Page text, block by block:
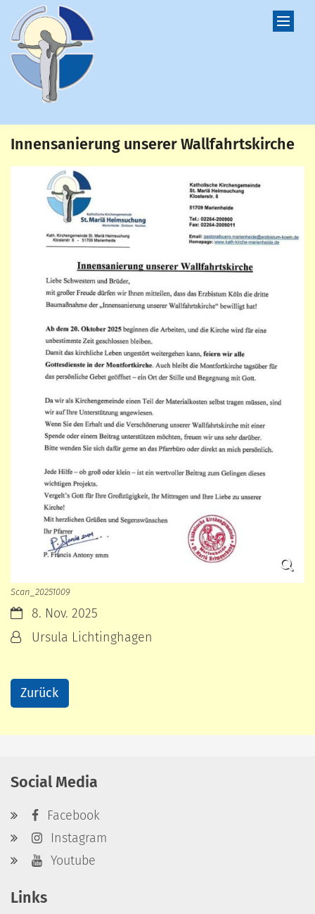
Zum Inhalt springen
Innensanierung unserer Wallfahrtskirche
Scan_20251009
Datum:8. Nov. 2025
Von:Ursula Lichtinghagen
Zurück
Social Media
Facebook
Instagram
Youtube
Links